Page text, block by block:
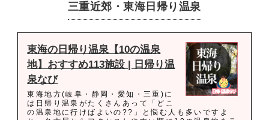
三重近郊・東海日帰り温泉
東海の日帰り温泉【10の温泉
地】おすすめ113施設 | 日帰り温
泉なび
東海地方(岐阜・静岡・愛知・三重)に
は日帰り温泉がたくさんあって「どこ
の温泉地に行けばよいの??」と悩む人も多いですよ